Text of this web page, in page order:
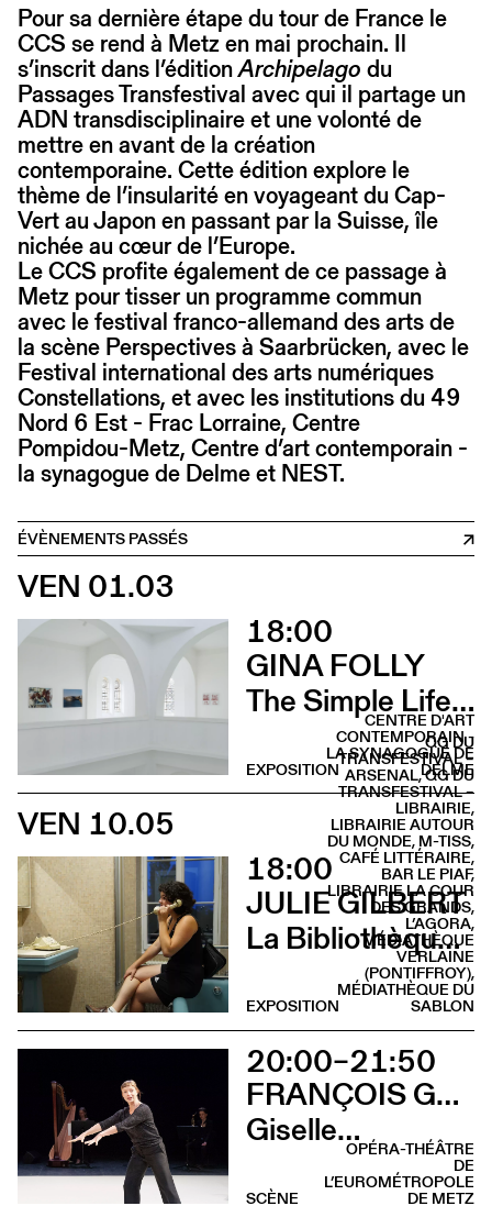
Pour sa dernière étape du tour de France le
CCS se rend à Metz en mai prochain. Il
s’inscrit dans l’éditionArchipelago du
Passages Transfestival avec qui il partage un
ADN transdisciplinaire et une volonté de
mettre en avant de la création
contemporaine. Cette édition explore le
thème de l’insularité en voyageant du Cap-
Vert au Japon en passant par la Suisse, île
nichée au cœur de l’Europe.
Le CCS profite également de ce passage à
Metz pour tisser un programme commun
avec le festival franco-allemand des arts de
la scène Perspectives à Saarbrücken, avec le
Festival international des arts numériques
Constellations, et avec les institutions du 49
Nord 6 Est - Frac Lorraine, Centre
Pompidou-Metz, Centre d’art contemporain -
la synagogue de Delme et NEST.
ÉVÈNEMENTS PASSÉS
VEN 01.03
18:00
GINA FOLLY
The Simple Life (Vernissage)
CENTRE D'ART
CONTEMPORAIN -
LA SYNAGOGUE DE
DELME
EXPOSITION
VEN 10.05
18:00
JULIE GILBERT
La Bibliothèque sonore des femmes (Vernissage)
QG DU
TRANSFESTIVAL –
ARSENAL, QG DU
TRANSFESTIVAL –
LIBRAIRIE,
LIBRAIRIE AUTOUR
DU MONDE, M-TISS,
CAFÉ LITTÉRAIRE,
BAR LE PIAF,
LIBRAIRIE LA COUR
DES GRANDS,
L’AGORA,
MÉDIATHÈQUE
VERLAINE
(PONTIFFROY),
MÉDIATHÈQUE DU
SABLON
EXPOSITION
20:00–21:50
FRANÇOIS GREMAUD & SAMANTHA VAN WISSEN
Giselle…OPÉRA-THÉÂTRE
DE
L’EUROMÉTROPOLE
DE METZ
SCÈNE